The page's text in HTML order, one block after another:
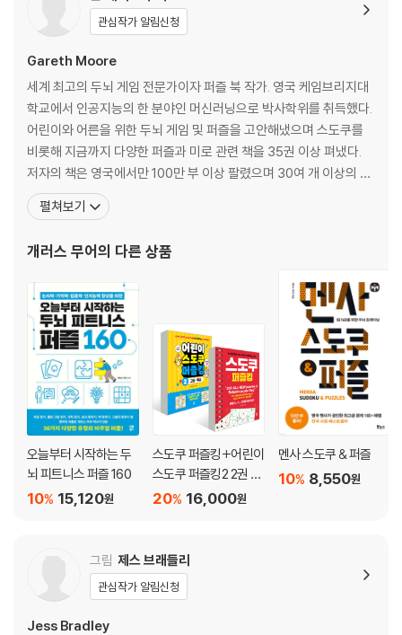
관심작가 알림신청
Gareth Moore
세계 최고의 두뇌 게임 전문가이자 퍼즐 북 작가. 영국 케임브리지대
학교에서 인공지능의 한 분야인 머신러닝으로 박사학위를 취득했다.
어린이와 어른을 위한 두뇌 게임 및 퍼즐을 고안해냈으며 스도쿠를
비롯해 지금까지 다양한 퍼즐과 미로 관련 책을 35권 이상 펴냈다.
저자의 책은 영국에서만 100만 부 이상 팔렸으며 30여 개 이상의 언
어로 번역되어 세계적인 인기를 끌고 있다. 대표 저서로는 『퍼즐 게임
북』, 『점 잇기 컬러링』, 『수학 천재를 만드는 두뇌 트레이닝』, 『판타스
천재가 된다』 등이 있다
펼쳐보기
개러스 무어의 다른 상품
오늘부터 시작하는 두
뇌 피트니스 퍼즐 160
15,120원
10%
스도쿠 퍼즐킹+어린이
스도쿠 퍼즐킹2 2권 세
트
16,000원
20%
멘사 스도쿠 & 퍼즐
8,550원
10%
그림 제스 브래들리
관심작가 알림신청
Jess Bradley